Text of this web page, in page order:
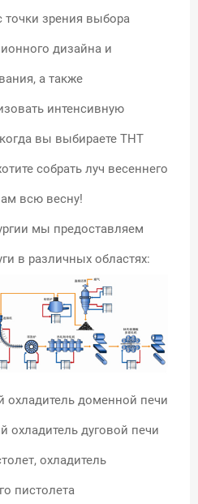
зрения выбора
дизайна и
а также
интенсивную
вы выбираете THT
собрать луч весеннего
всю весну!
мы предоставляем
в различных областях:
охладитель доменной печи
охладитель дуговой печи
охладитель
пистолета